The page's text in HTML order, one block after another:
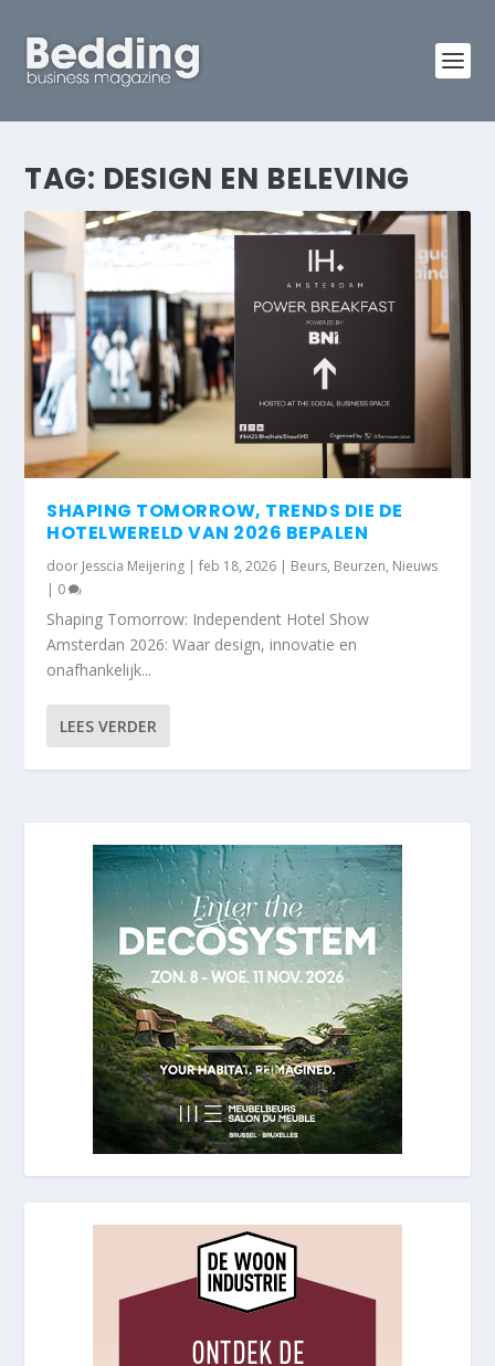
TAG: DESIGN EN BELEVING
SHAPING TOMORROW, TRENDS DIE DE
HOTELWERELD VAN 2026 BEPALEN
door Jesscia Meijering |feb 18, 2026 | Beurs, Beurzen, Nieuws
| 0
Shaping Tomorrow: Independent Hotel Show
Amsterdan 2026: Waar design, innovatie en
onafhankelijk...
LEES VERDER